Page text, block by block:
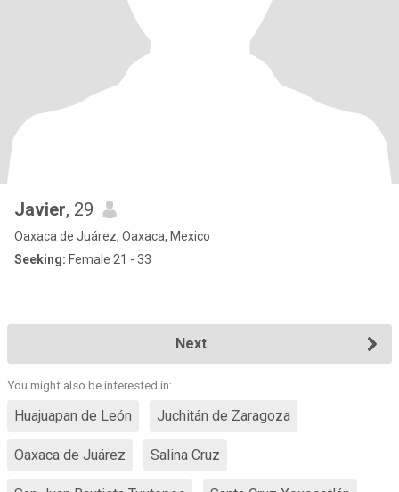
Javier, 29
Oaxaca de Juárez, Oaxaca, Mexico
Seeking: Female 21 - 33
Next
You might also be interested in:
Huajuapan de León Juchitán de Zaragoza
Oaxaca de Juárez Salina Cruz